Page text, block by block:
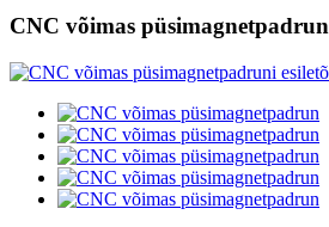
CNC võimas püsimagnetpadrun